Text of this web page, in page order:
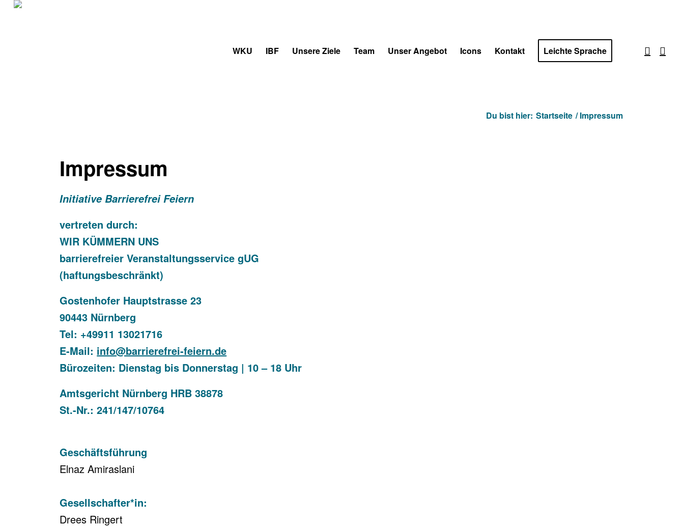
WKU IBF Unsere Ziele Team Unser Angebot Icons Kontakt Leichte Sprache
Du bist hier: Startseite / Impressum
Impressum
Initiative Barrierefrei Feiern
vertreten durch:
WIR KÜMMERN UNS
barrierefreier Veranstaltungsservice gUG
(haftungsbeschränkt)
Gostenhofer Hauptstrasse 23
90443 Nürnberg
Tel: +49911 13021716
E-Mail: info@barrierefrei-feiern.de
Bürozeiten: Dienstag bis Donnerstag | 10 – 18 Uhr
Amtsgericht Nürnberg HRB 38878
St.-Nr.:241/147/10764
Geschäftsführung
Elnaz Amiraslani
Gesellschafter*in:
Drees Ringert